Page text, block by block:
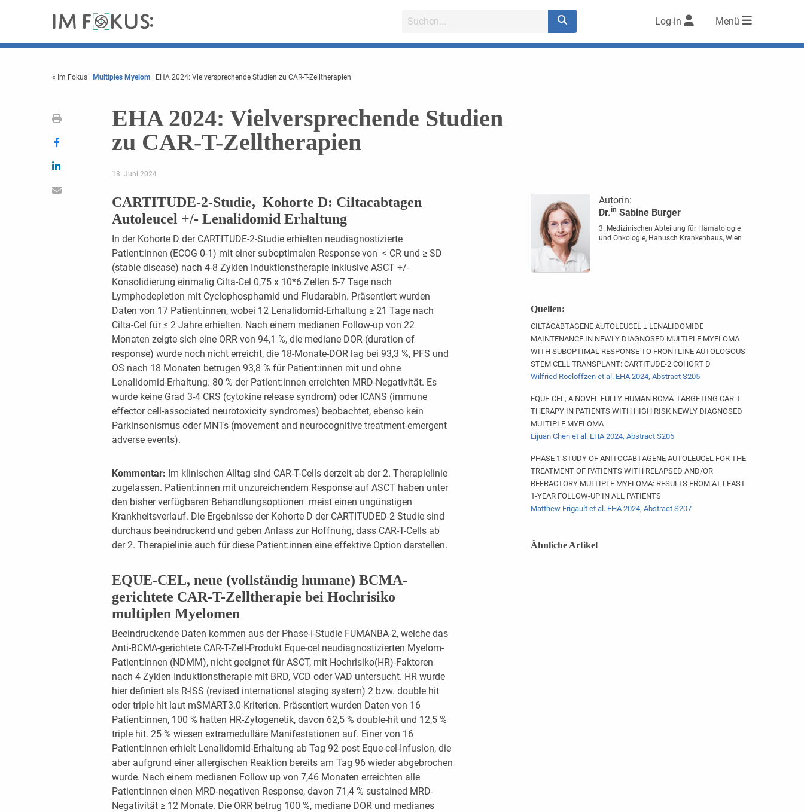
Log-in Menü
« Im Fokus Multiples Myelom | EHA 2024: Vielversprechende Studien zu CAR-T-Zelltherapien
EHA 2024: Vielversprechende Studien
zu CAR-T-Zelltherapien
18. Juni 2024
CARTITUDE-2-Studie, Kohorte D: Ciltacabtagen
Autoleucel +/- Lenalidomid Erhaltung
In der Kohorte D der CARTITUDE-2-Studie erhielten neudiagnostizierte
Patient:innen (ECOG 0-1) mit einer suboptimalen Response von < CR und ≥ SD
(stable disease) nach 4-8 Zyklen Induktionstherapie inklusive ASCT +/-
Konsolidierung einmalig Cilta-Cel 0,75 x 10*6 Zellen 5-7 Tage nach
Lymphodepletion mit Cyclophosphamid und Fludarabin. Präsentiert wurden
Daten von 17 Patient:innen, wobei 12 Lenalidomid-Erhaltung ≥ 21 Tage nach
Cilta-Cel für ≤ 2 Jahre erhielten. Nach einem medianen Follow-up von 22
Monaten zeigte sich eine ORR von 94,1 %, die mediane DOR (duration of
response) wurde noch nicht erreicht, die 18-Monate-DOR lag bei 93,3 %, PFS und
OS nach 18 Monaten betrugen 93,8 % für Patient:innen mit und ohne
Lenalidomid-Erhaltung. 80 % der Patient:innen erreichten MRD-Negativität. Es
wurde keine Grad 3-4 CRS (cytokine release syndrom) oder ICANS (immune
effector cell-associated neurotoxicity syndromes) beobachtet, ebenso kein
Parkinsonismus oder MNTs (movement and neurocognitive treatment-emergent
adverse events).
Kommentar: Im klinischen Alltag sind CAR-T-Cells derzeit ab der 2. Therapielinie
zugelassen. Patient:innen mit unzureichendem Response auf ASCT haben unter
den bisher verfügbaren Behandlungsoptionen meist einen ungünstigen
Krankheitsverlauf. Die Ergebnisse der Kohorte D der CARTITUDED-2 Studie sind
durchaus beeindruckend und geben Anlass zur Hoffnung, dass CAR-T-Cells ab
der 2. Therapielinie auch für diese Patient:innen eine effektive Option darstellen.
EQUE-CEL, neue (vollständig humane) BCMA-
gerichtete CAR-T-Zelltherapie bei Hochrisiko
multiplen Myelomen
Beeindruckende Daten kommen aus der Phase-I-Studie FUMANBA-2, welche das
Anti-BCMA-gerichtete CAR-T-Zell-Produkt Eque-cel neudiagnostizierten Myelom-
Patient:innen (NDMM), nicht geeignet für ASCT, mit Hochrisiko(HR)-Faktoren
nach 4 Zyklen Induktionstherapie mit BRD, VCD oder VAD untersucht. HR wurde
hier definiert als R-ISS (revised international staging system) 2 bzw. double hit
oder triple hit laut mSMART3.0-Kriterien. Präsentiert wurden Daten von 16
Patient:innen, 100 % hatten HR-Zytogenetik, davon 62,5 % double-hit und 12,5 %
triple hit. 25 % wiesen extramedulläre Manifestationen auf. Einer von 16
Patient:innen erhielt Lenalidomid-Erhaltung ab Tag 92 post Eque-cel-Infusion, die
aber aufgrund einer allergischen Reaktion bereits am Tag 96 wieder abgebrochen
wurde. Nach einem medianen Follow up von 7,46 Monaten erreichten alle
Patient:innen einen MRD-negativen Response, davon 71,4 % sustained MRD-
Negativität ≥ 12 Monate. Die ORR betrug 100 %, mediane DOR und medianes
Autorin:
Dr.in Sabine Burger
3. Medizinischen Abteilung für Hämatologie
und Onkologie, Hanusch Krankenhaus, Wien
Quellen:
CILTACABTAGENE AUTOLEUCEL ± LENALIDOMIDE
MAINTENANCE IN NEWLY DIAGNOSED MULTIPLE MYELOMA
WITH SUBOPTIMAL RESPONSE TO FRONTLINE AUTOLOGOUS
STEM CELL TRANSPLANT: CARTITUDE-2 COHORT D
Wilfried Roeloffzen et al. EHA 2024, Abstract S205
EQUE-CEL, A NOVEL FULLY HUMAN BCMA-TARGETING CAR-T
THERAPY IN PATIENTS WITH HIGH RISK NEWLY DIAGNOSED
MULTIPLE MYELOMA
Lijuan Chen et al. EHA 2024, Abstract S206
PHASE 1 STUDY OF ANITOCABTAGENE AUTOLEUCEL FOR THE
TREATMENT OF PATIENTS WITH RELAPSED AND/OR
REFRACTORY MULTIPLE MYELOMA: RESULTS FROM AT LEAST
1-YEAR FOLLOW-UP IN ALL PATIENTS
Matthew Frigault et al. EHA 2024, Abstract S207
Ähnliche Artikel